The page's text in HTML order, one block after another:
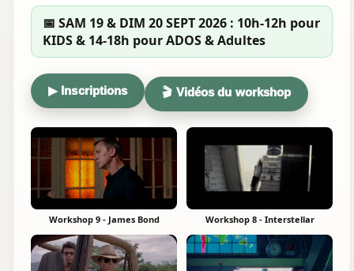
📅 SAM 19 & DIM 20 SEPT 2026 : 10h-12h pour
KIDS & 14-18h pour ADOS & Adultes
▶ Inscriptions 🎬 Vidéos du workshop
▶
Workshop 9 - James Bond ▶
Workshop 8 - Interstellar